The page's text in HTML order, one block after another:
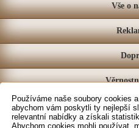
Používáme naše soubory cookies
abychom vám poskytli ty nejlepší
relevantní nabídky a získali
Abychom cookies mohli používat,
Vše o